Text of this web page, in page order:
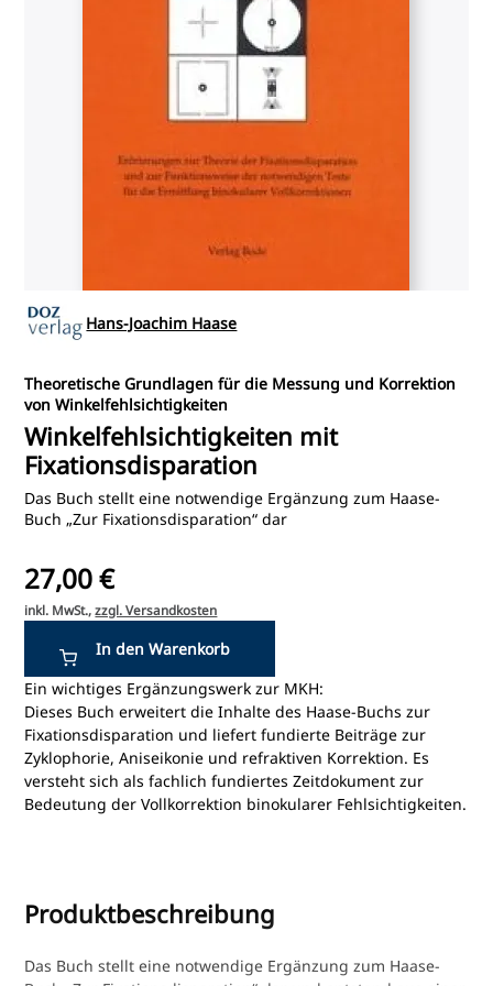
Hans-Joachim Haase
Theoretische Grundlagen für die Messung und Korrektion
von Winkelfehlsichtigkeiten
Winkelfehlsichtigkeiten mit
Fixationsdisparation
Das Buch stellt eine notwendige Ergänzung zum Haase-
Buch „Zur Fixationsdisparation“ dar
27,00 €
inkl. MwSt.,zzgl. Versandkosten
Ein wichtiges Ergänzungswerk zur MKH:
Dieses Buch erweitert die Inhalte des Haase-Buchs zur
Fixationsdisparation und liefert fundierte Beiträge zur
Zyklophorie, Aniseikonie und refraktiven Korrektion. Es
versteht sich als fachlich fundiertes Zeitdokument zur
Bedeutung der Vollkorrektion binokularer Fehlsichtigkeiten.
Produktbeschreibung
Das Buch stellt eine notwendige Ergänzung zum Haase-